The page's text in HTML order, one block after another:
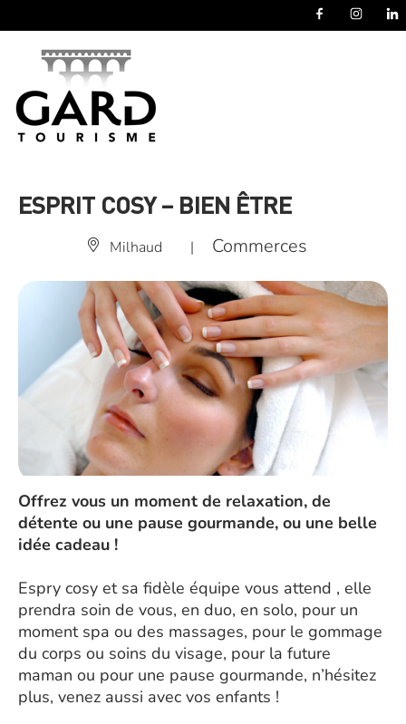
ESPRIT COSY – BIEN ÊTRE
Milhaud | Commerces
Offrez vous un moment de relaxation, de
détente ou une pause gourmande, ou une belle
idée cadeau !
Espry cosy et sa fidèle équipe vous attend , elle
prendra soin de vous, en duo, en solo, pour un
moment spa ou des massages, pour le gommage
du corps ou soins du visage, pour la future
maman ou pour une pause gourmande, n’hésitez
plus, venez aussi avec vos enfants !